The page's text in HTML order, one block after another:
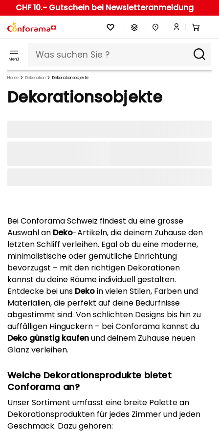
CHF 10.- Gutschein bei Newsletteranmeldung
Menü
Home Dekoration Dekorationsobjekte
Dekorationsobjekte
Bei Conforama Schweiz findest du eine grosse
Auswahl an Deko-Artikeln, die deinem Zuhause den
letzten Schliff verleihen. Egal ob du eine moderne,
minimalistische oder gemütliche Einrichtung
bevorzugst – mit den richtigen Dekorationen
kannst du deine Räume individuell gestalten.
Entdecke bei uns Dekoin vielen Stilen, Farben und
Materialien, die perfekt auf deine Bedürfnisse
abgestimmt sind. Von schlichten Designs bis hin zu
auffälligen Hinguckern – bei Conforama kannst du
Deko günstig kaufenund deinem Zuhause neuen
Glanz verleihen.
Welche Dekorationsprodukte bietet
Conforama an?
Unser Sortiment umfasst eine breite Palette an
Dekorationsprodukten für jedes Zimmer und jeden
Geschmack. Dazu gehören: